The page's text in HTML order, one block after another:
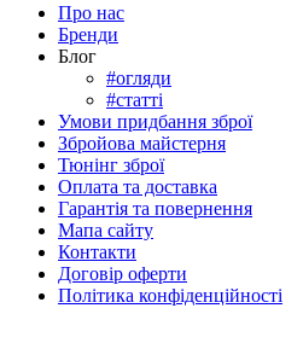
Про нас
Бренди
Блог
#огляди
#cтатті
Умови придбання зброї
Збройова майстерня
Тюнінг зброї
Оплата та доставка
Гарантія та повернення
Мапа сайту
Контакти
Договір оферти
Політика конфіденційності